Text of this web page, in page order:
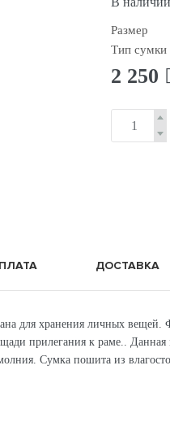
Размер
Тип сумки
2 250
ДОСТАВКА
для хранения личных вещей.
прилегания к раме..
Сумка пошита из